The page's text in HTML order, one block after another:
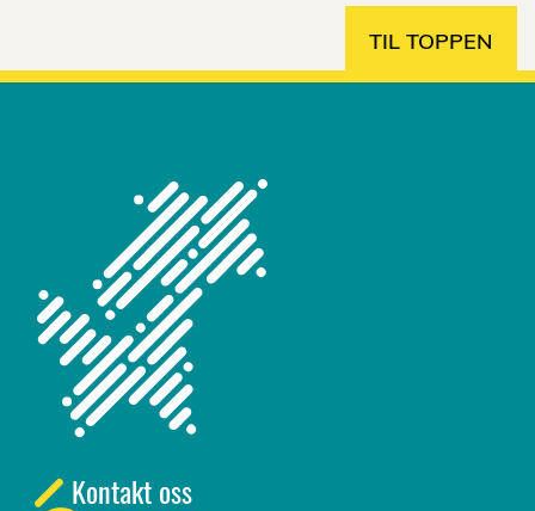
TIL TOPPEN
Kontakt oss